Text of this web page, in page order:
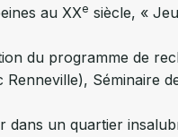
au XXe siècle, «
du programme de
Séminaire
dans un quartier